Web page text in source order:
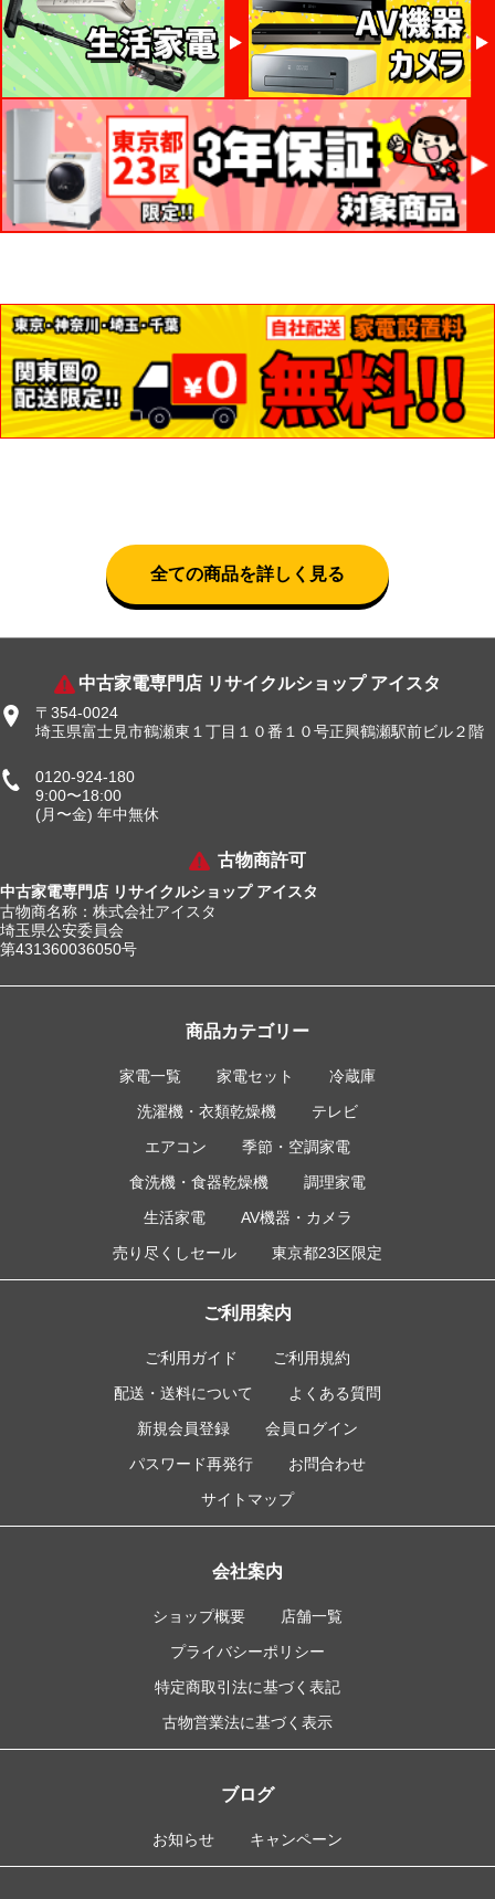
全ての商品を詳しく見る
中古家電専門店 リサイクルショップ アイスタ
〒354-0024
埼玉県富士見市鶴瀬東１丁目１０番１０号正興鶴瀬駅前ビル２階
0120-924-180
9:00〜18:00
(月〜金) 年中無休
古物商許可
中古家電専門店 リサイクルショップ アイスタ
古物商名称：株式会社アイスタ
埼玉県公安委員会
第431360036050号
商品カテゴリー
家電一覧 家電セット
冷蔵庫
洗濯機・衣類乾燥機
テレビ
エアコン
季節・空調家電
食洗機・食器乾燥機
調理家電
生活家電
AV機器・カメラ
売り尽くしセール
東京都23区限定
ご利用案内
ご利用ガイド
ご利用規約
配送・送料について
よくある質問
新規会員登録
会員ログイン
パスワード再発行
お問合わせ
サイトマップ
会社案内
ショップ概要
店舗一覧
プライバシーポリシー
特定商取引法に基づく表記
古物営業法に基づく表示
ブログ
お知らせ キャンペーン